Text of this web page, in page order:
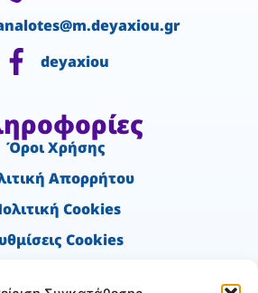
deyaxiou
Όροι Χρήσης
Απορρήτου
Cookies
Cookies